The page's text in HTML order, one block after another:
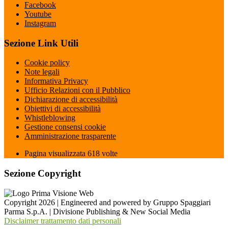
Facebook
Youtube
Instagram
Sezione Link Utili
Cookie policy
Note legali
Informativa Privacy
Ufficio Relazioni con il Pubblico
Dichiarazione di accessibilità
Obiettivi di accessibilità
Whistleblowing
Gestione consensi cookie
Amministrazione trasparente
Pagina visualizzata 618 volte
Sezione Copyright
Copyright 2026 | Engineered and powered by Gruppo Spaggiari
Parma S.p.A. | Divisione Publishing & New Social Media
Disclaimer trattamento dati personali